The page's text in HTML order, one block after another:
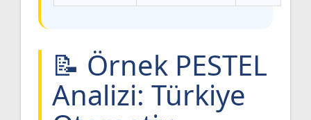
📝 Örnek PESTEL
Analizi: Türkiye